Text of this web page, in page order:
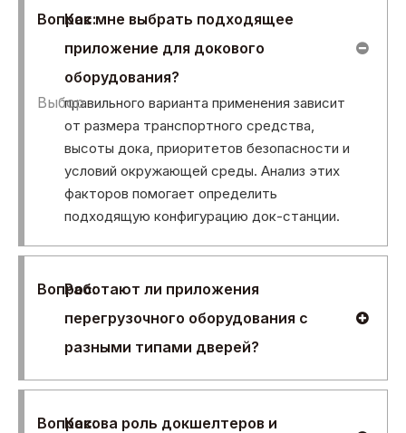
Вопрос:Как мне выбрать подходящее
приложение для докового
оборудования?
Выборправильного варианта применения зависит
от размера транспортного средства,
высоты дока, приоритетов безопасности и
условий окружающей среды. Анализ этих
факторов помогает определить
подходящую конфигурацию док-станции.
Вопрос:Работают ли приложения
перегрузочного оборудования с
разными типами дверей?
Вопрос:Какова роль докшелтеров и